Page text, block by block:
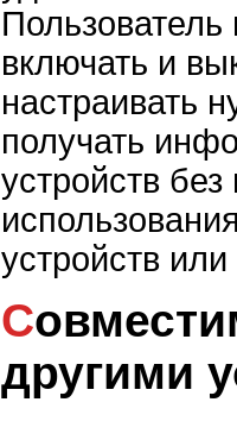
включать и
настраивать
получать
устройств
устройств
Совместимость с
другими